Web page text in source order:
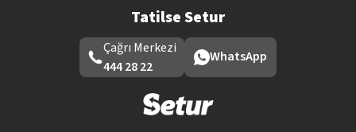
Tatilse Setur
Çağrı Merkezi
444 28 22
WhatsApp